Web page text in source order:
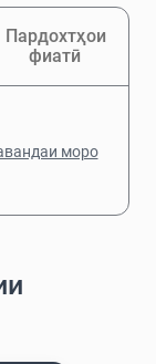
Пардохтҳои
фиатӣ
моро